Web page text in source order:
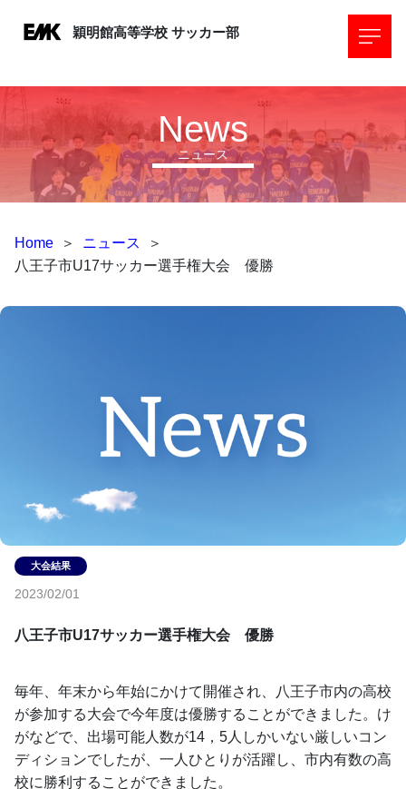
穎明館高等学校 サッカー部
ニュース
News
Home ＞ ニュース
＞
八王子市U17サッカー選手権大会 優勝
2023/02/01
八王子市U17サッカー選手権大会　優勝
毎年、年末から年始にかけて開催され、八王子市内の高校
が参加する大会で今年度は優勝することができました。け
がなどで、出場可能人数が14，5人しかいない厳しいコン
ディションでしたが、一人ひとりが活躍し、市内有数の高
校に勝利することができました。